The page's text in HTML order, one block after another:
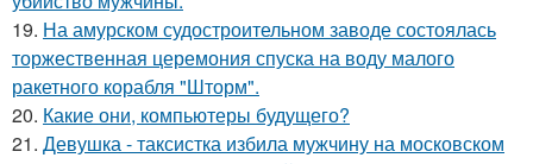
19. На амурском судостроительном заводе состоялась
торжественная церемония спуска на воду малого
ракетного корабля "Шторм".
20. Какие они, компьютеры будущего?
21. Девушка - таксистка избила мужчину на московском